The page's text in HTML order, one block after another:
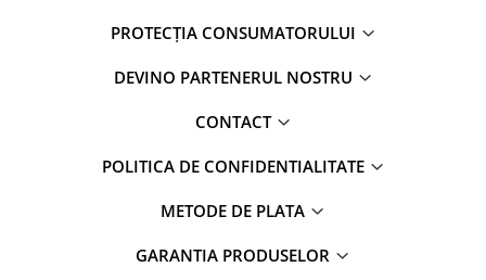
PROTECȚIA CONSUMATORULUI
DEVINO PARTENERUL NOSTRU
CONTACT
POLITICA DE CONFIDENTIALITATE
METODE DE PLATA
GARANTIA PRODUSELOR